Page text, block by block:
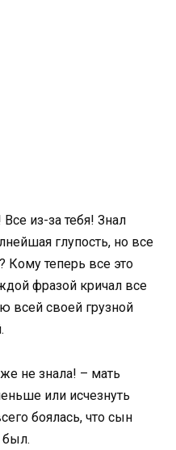
из-за тебя! Знал
глупость, но все
Кому теперь все это
фразой кричал все
всей своей грузной
не знала! – мать
или исчезнуть
боялась, что сын
был.